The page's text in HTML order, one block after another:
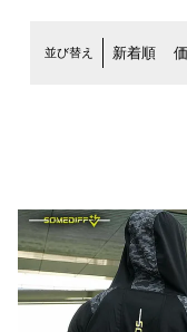
並び替え 新着順